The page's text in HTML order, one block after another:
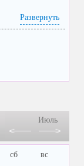
Развернуть
Июль
сб вс